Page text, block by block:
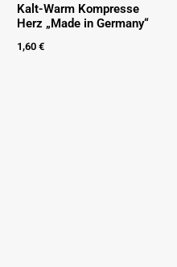
Kalt-Warm Kompresse
Herz „Made in Germany“
1,60 €